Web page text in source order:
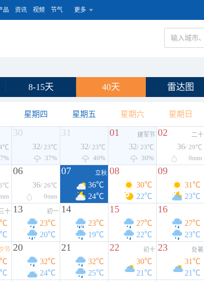
品 资讯 视频 节气 更多
8-15天 40天 雷达图
星期四 星期五 星期六 星期日
30
32/ 23℃
37%
31
32/ 23℃
40%
01 建军节
32/ 23℃
30%
02 二十
36/ 29℃
0mm
06
36/ 26℃
0mm
07 立秋
36℃
24℃
08
30℃
22℃
09
31℃
23℃
十 13 初一
23℃
20℃
14
23℃
19℃
15
27℃
22℃
16
27℃
23℃
节 20
32℃
24℃
21
32℃
25℃
22 初十
30℃
21℃
23 处暑
31℃
21℃